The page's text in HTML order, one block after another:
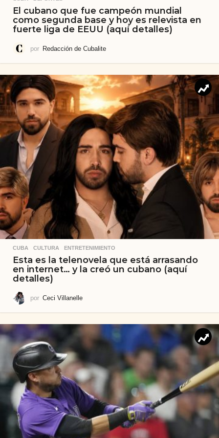
El cubano que fue campeón mundial
como segunda base y hoy es relevista en
fuerte liga de EEUU (aquí detalles)
por Redacción de Cubalite
CUBA ,CULTURA ,ENTRETENIMIENTO
Esta es la telenovela que está arrasando
en internet… y la creó un cubano (aquí
detalles)
por Ceci Villanelle